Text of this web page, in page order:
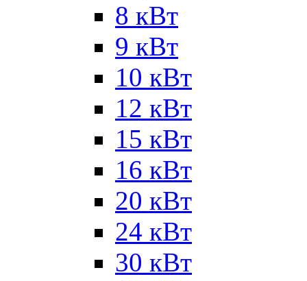
8 кВт
9 кВт
10 кВт
12 кВт
15 кВт
16 кВт
20 кВт
24 кВт
30 кВт